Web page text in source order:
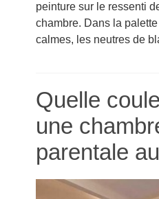
peinture sur le ressenti
chambre. Dans la
calmes, les neutres de
Quelle
une
parentale